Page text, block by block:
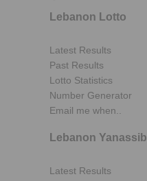
Lebanon Lotto
Latest Results
Past Results
Lotto Statistics
Number Generator
Email me when..
Lebanon Yanassib
Latest Results